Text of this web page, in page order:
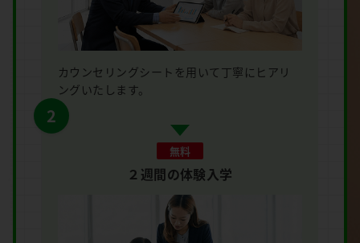
カウンセリングシートを用いて丁寧にヒアリ
ングいたします。
2
無料
２週間の体験入学